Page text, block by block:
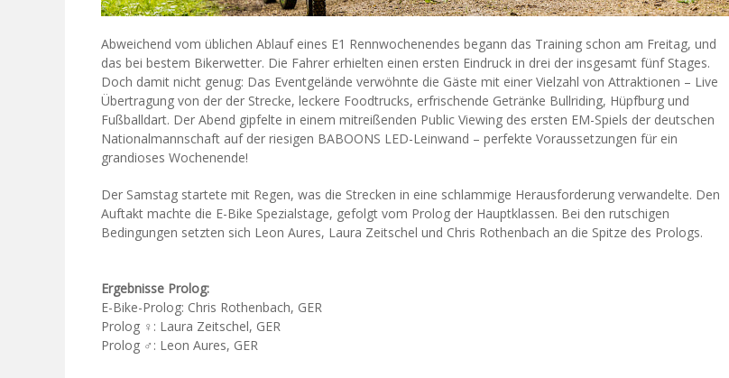
Abweichend vom üblichen Ablauf eines E1 Rennwochenendes begann das Training schon am Freitag, und
das bei bestem Bikerwetter. Die Fahrer erhielten einen ersten Eindruck in drei der insgesamt fünf Stages.
Doch damit nicht genug: Das Eventgelände verwöhnte die Gäste mit einer Vielzahl von Attraktionen – Live
Übertragung von der der Strecke, leckere Foodtrucks, erfrischende Getränke Bullriding, Hüpfburg und
Fußballdart. Der Abend gipfelte in einem mitreißenden Public Viewing des ersten EM-Spiels der deutschen
Nationalmannschaft auf der riesigen BABOONS LED-Leinwand – perfekte Voraussetzungen für ein
grandioses Wochenende!
Der Samstag startete mit Regen, was die Strecken in eine schlammige Herausforderung verwandelte. Den
Auftakt machte die E-Bike Spezialstage, gefolgt vom Prolog der Hauptklassen. Bei den rutschigen
Bedingungen setzten sich Leon Aures, Laura Zeitschel und Chris Rothenbach an die Spitze des Prologs.
Ergebnisse Prolog:
E-Bike-Prolog: Chris Rothenbach, GER
Prolog ♀: Laura Zeitschel, GER
Prolog ♂: Leon Aures, GER